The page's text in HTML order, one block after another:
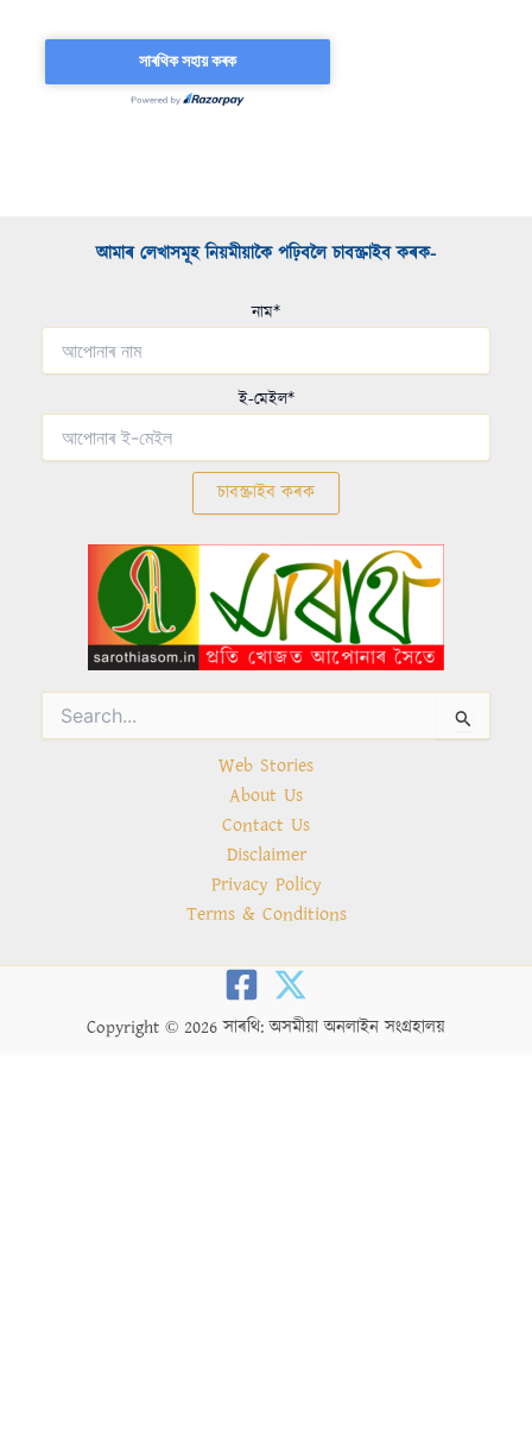
আমাৰ লেখাসমূহ নিয়মীয়াকৈ পঢ়িবলৈ চাবস্ক্ৰাইব কৰক-​
নাম*
ই-মেইল*
Search
for:
Web Stories
About Us
Contact Us
Disclaimer
Privacy Policy
Terms & Conditions
Copyright © 2026 সাৰথি: অসমীয়া অনলাইন সংগ্ৰহালয়